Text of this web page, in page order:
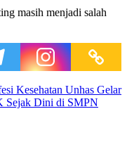
masih menjadi salah
Kesehatan Unhas Gelar
Sejak Dini di SMPN